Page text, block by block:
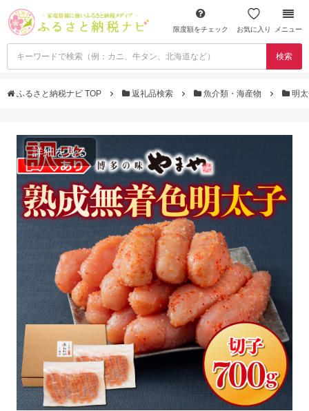
限度額をチェック お気に入り メニュー
検索
ふるさと納税ナビ TOP 返礼品検索 魚介類・海産物 明
詳細を見る